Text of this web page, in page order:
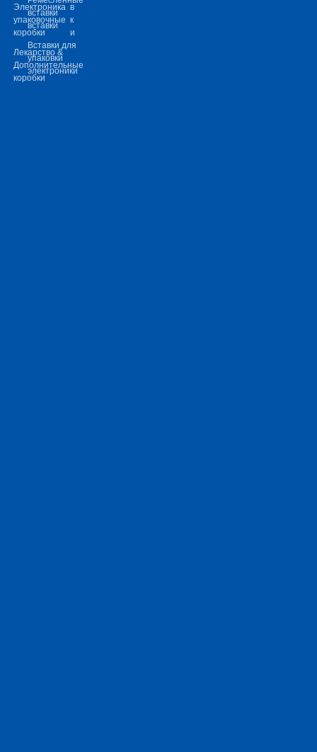
Электроника
упаковочные
коробки
Лекарство &
Дополнительные
коробки
вставки
вставки
Вставки для
упаковки
электроники
в
к
и